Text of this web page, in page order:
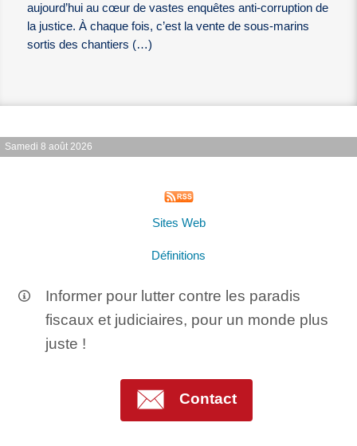
aujourd’hui au cœur de vastes enquêtes anti-corruption de
la justice. À chaque fois, c’est la vente de sous-marins
sortis des chantiers (…)
Samedi 8 août 2026
Sites Web
Définitions
Informer pour lutter contre les paradis
fiscaux et judiciaires, pour un monde plus
juste !
Contact